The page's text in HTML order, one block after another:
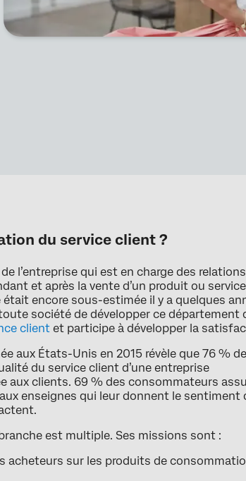
du service client ?
l’entreprise qui est en charge des
et après la vente d’un produit ou
encore sous-estimée il y a quelques
société de développer ce département
client et participe à développer la
aux États-Unis en 2015 révèle que 76 %
du service client d’une entreprise
aux clients. 69 % des consommateurs
enseignes qui leur donnent le sentiment
est multiple. Ses missions sont :
acheteurs sur les produits de